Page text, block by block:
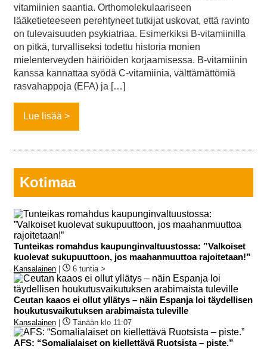
vitamiinien saantia. Orthomolekulaariseen
lääketieteeseen perehtyneet tutkijat uskovat, että ravinto
on tulevaisuuden psykiatriaa. Esimerkiksi B-vitamiinilla
on pitkä, turvalliseksi todettu historia monien
mielenterveyden häiriöiden korjaamisessa. B-vitamiinin
kanssa kannattaa syödä C-vitamiinia, välttämättömiä
rasvahappoja (EFA) ja […]
Lue lisää
Kotimaa
Tunteikas romahdus kaupunginvaltuustossa: ”Valkoiset
kuolevat sukupuuttoon, jos maahanmuuttoa rajoitetaan!”
Kansalainen 6 tuntia >
Ceutan kaaos ei ollut yllätys – näin Espanja loi täydellisen
houkutusvaikutuksen arabimaista tuleville
Kansalainen Tänään klo 11:07
AFS: “Somalialaiset on kiellettävä Ruotsista – piste.”